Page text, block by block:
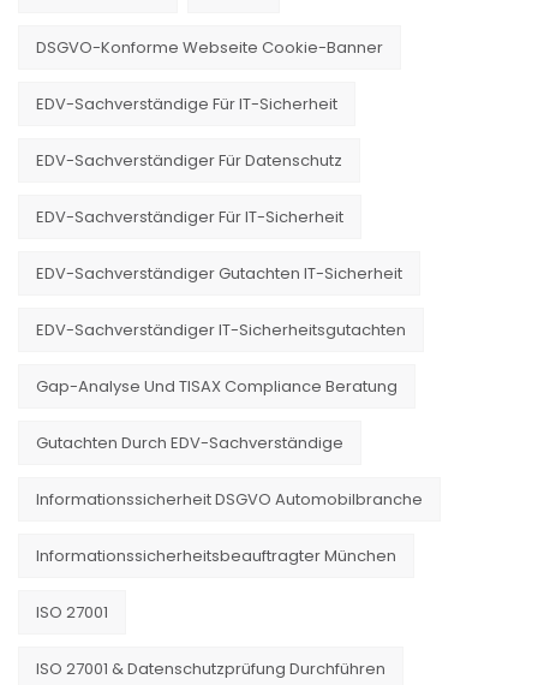
DSGVO-Konforme Webseite Cookie-Banner
EDV-Sachverständige Für IT-Sicherheit
EDV-Sachverständiger Für Datenschutz
EDV-Sachverständiger Für IT-Sicherheit
EDV-Sachverständiger Gutachten IT-Sicherheit
EDV-Sachverständiger IT-Sicherheitsgutachten
Gap-Analyse Und TISAX Compliance Beratung
Gutachten Durch EDV-Sachverständige
Informationssicherheit DSGVO Automobilbranche
Informationssicherheitsbeauftragter München
ISO 27001
ISO 27001 & Datenschutzprüfung Durchführen